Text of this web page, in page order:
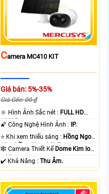
CAmera MC410 KIT
Giá bán: 5%-35%
Giá Gốc: 00 ₫
🔆 Hình Ảnh Sắc nét : FULL HD
1080P .
🌠 Công Nghệ Hình Ảnh :
IP.
⭐ Khi xem thiếu sáng : Hồng Ngoại
10m Hồng Ngoại SMD.
🕸️ Camera Thiết Kế Dome Kim loại
+ Nhựa.
️✔️ Khả Năng :Thu Âm.